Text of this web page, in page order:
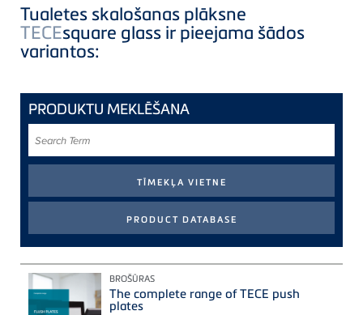
Tualetes skalošanas plāksne
TECEsquare glass ir pieejama šādos
variantos:
PRODUKTU MEKLĒŠANA
Term
BROŠŪRAS
The complete range of TECE push
plates